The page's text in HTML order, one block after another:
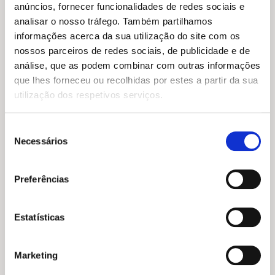
anúncios, fornecer funcionalidades de redes sociais e
analisar o nosso tráfego. Também partilhamos
informações acerca da sua utilização do site com os
nossos parceiros de redes sociais, de publicidade e de
análise, que as podem combinar com outras informações
que lhes forneceu ou recolhidas por estes a partir da sua
utilização dos respetivos serviços.
Necessários
Preferências
Estatísticas
Marketing
10,95€O
preço
original
era:
10,95 €.
9,86€O
preço
atual
é:
9,86 €.
Espreita e Descobre:
Chegou o Natal
Lucie Austin
14,95 €
preço
original
era:
14,95 €.
13,45 €
preço
atual
é:
13,45 €.
Amigos Divertidos: Lagarta
Varios autores
preço
original
€O
preço
atual
O Lobo Mau Está Doente!